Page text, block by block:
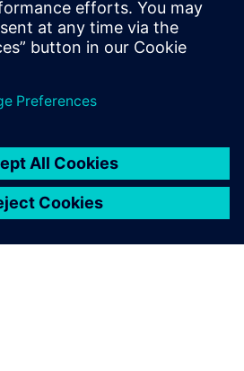
firmver, primjeri softverskih